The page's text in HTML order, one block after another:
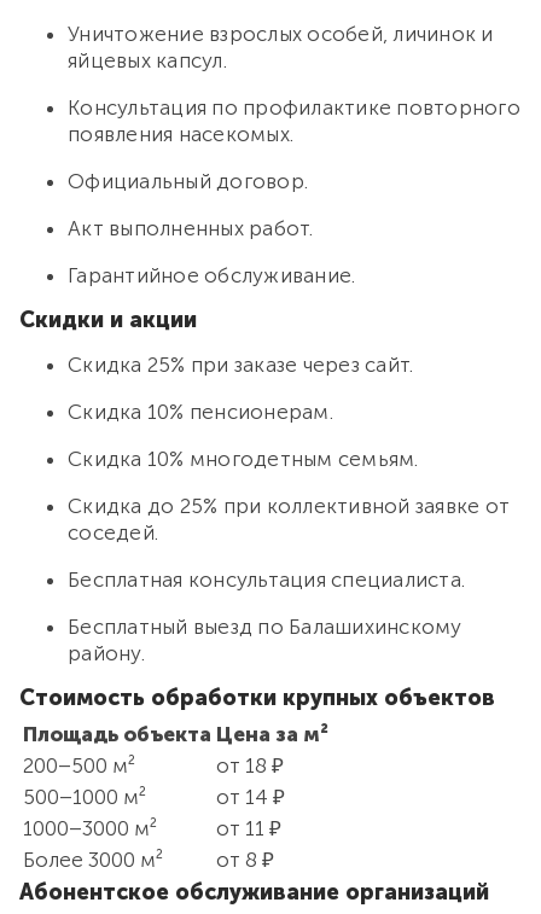
Уничтожение взрослых особей, личинок и
яйцевых капсул.
Консультация по профилактике повторного
появления насекомых.
Официальный договор.
Акт выполненных работ.
Гарантийное обслуживание.
Скидки и акции
Скидка 25% при заказе через сайт.
Скидка 10% пенсионерам.
Скидка 10% многодетным семьям.
Скидка до 25% при коллективной заявке от
соседей.
Бесплатная консультация специалиста.
Бесплатный выезд по Балашихинскому
району.
Стоимость обработки крупных объектов
Площадь объекта Цена за м²
200–500 м²
от 18 ₽
500–1000 м²
от 14 ₽
1000–3000 м²
от 11 ₽
Более 3000 м²
от 8 ₽
Абонентское обслуживание организаций